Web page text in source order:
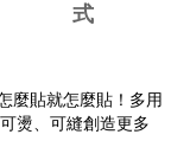
式
麼貼就怎麼貼！多用
燙、可縫創造更多